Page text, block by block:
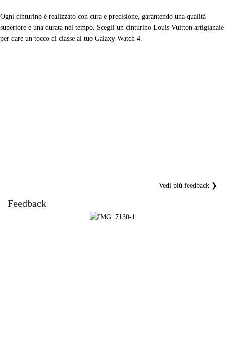
Ogni cinturino è realizzato con cura e precisione, garantendo una qualità
superiore e una durata nel tempo. Scegli un cinturino Louis Vuitton artigianale
per dare un tocco di classe al tuo Galaxy Watch 4.
Feedback
Vedi più feedback ❯